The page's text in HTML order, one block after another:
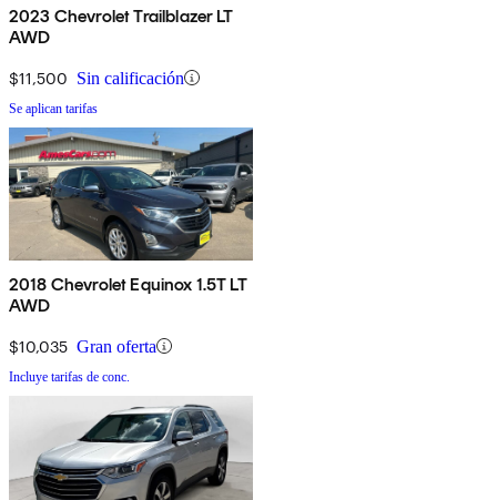
2023 Chevrolet Trailblazer LT
AWD
$11,500 Sin calificación
Se aplican tarifas
2018 Chevrolet Equinox 1.5T LT
AWD
$10,035 Gran oferta
Incluye tarifas de conc.